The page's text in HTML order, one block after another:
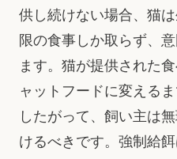
供し続けない場合、猫
限の食事しか取らず、
ます。猫が提供された
ャットフードに変える
したがって、飼い主は
けるべきです。強制給